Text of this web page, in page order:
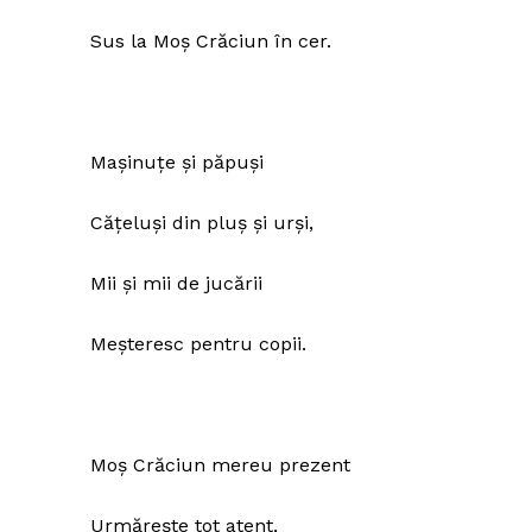
Sus la Moș Crăciun în cer.
Mașinuțe și păpuși
Cățeluși din pluș și urși,
Mii și mii de jucării
Meșteresc pentru copii.
Moș Crăciun mereu prezent
Urmărește tot atent,